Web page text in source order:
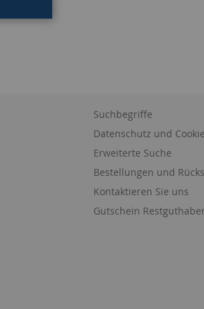
Suchbegriffe
Datenschutz und
Erweiterte Suche
Bestellungen und
Kontaktieren Sie uns
Gutschein